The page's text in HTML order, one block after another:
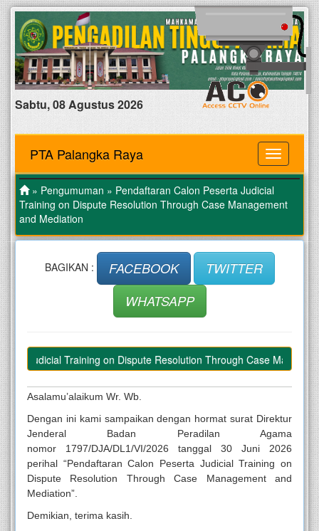
Sabtu, 08 Agustus 2026
MENU
PTA Palangka Raya
» Pengumuman » Pendaftaran Calon Peserta Judicial
Training on Dispute Resolution Through Case Management
and Mediation
BAGIKAN : FACEBOOK
TWITTER
WHATSAPP
Judicial Training on Dispute Resolution Through Case
Asalamu’alaikum Wr. Wb.
Dengan ini kami sampaikan dengan hormat surat Direktur
Jenderal Badan Peradilan Agama
nomor 1797/DJA/DL1/VI/2026 tanggal 30 Juni 2026
perihal “Pendaftaran Calon Peserta Judicial Training on
Dispute Resolution Through Case Management and
Mediation”.
Demikian, terima kasih.